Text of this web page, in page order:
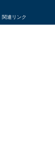
関連リンク